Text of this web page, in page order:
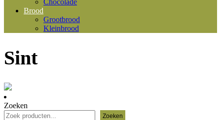
Chocolade
Brood
Grootbrood
Kleinbrood
Sint
Zoeken
Zoeken